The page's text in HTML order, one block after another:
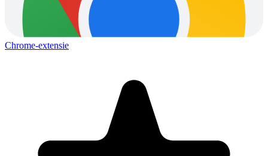
Chrome-extensie